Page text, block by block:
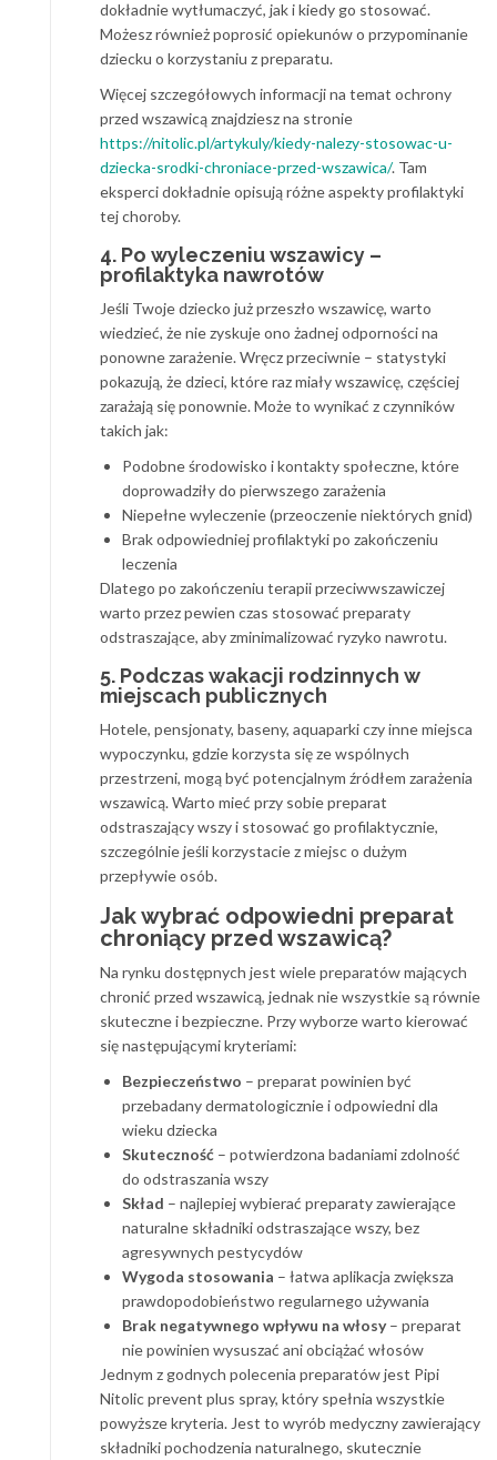
dokładnie wytłumaczyć, jak i kiedy go stosować.
Możesz również poprosić opiekunów o przypominanie
dziecku o korzystaniu z preparatu.
Więcej szczegółowych informacji na temat ochrony
przed wszawicą znajdziesz na stronie
https://nitolic.pl/artykuly/kiedy-nalezy-stosowac-u-
dziecka-srodki-chroniace-przed-wszawica/. Tam
eksperci dokładnie opisują różne aspekty profilaktyki
tej choroby.
4. Po wyleczeniu wszawicy –
profilaktyka nawrotów
Jeśli Twoje dziecko już przeszło wszawicę, warto
wiedzieć, że nie zyskuje ono żadnej odporności na
ponowne zarażenie. Wręcz przeciwnie – statystyki
pokazują, że dzieci, które raz miały wszawicę, częściej
zarażają się ponownie. Może to wynikać z czynników
takich jak:
Podobne środowisko i kontakty społeczne, które
doprowadziły do pierwszego zarażenia
Niepełne wyleczenie (przeoczenie niektórych gnid)
Brak odpowiedniej profilaktyki po zakończeniu
leczenia
Dlatego po zakończeniu terapii przeciwwszawiczej
warto przez pewien czas stosować preparaty
odstraszające, aby zminimalizować ryzyko nawrotu.
5. Podczas wakacji rodzinnych w
miejscach publicznych
Hotele, pensjonaty, baseny, aquaparki czy inne miejsca
wypoczynku, gdzie korzysta się ze wspólnych
przestrzeni, mogą być potencjalnym źródłem zarażenia
wszawicą. Warto mieć przy sobie preparat
odstraszający wszy i stosować go profilaktycznie,
szczególnie jeśli korzystacie z miejsc o dużym
przepływie osób.
Jak wybrać odpowiedni preparat
chroniący przed wszawicą?
Na rynku dostępnych jest wiele preparatów mających
chronić przed wszawicą, jednak nie wszystkie są równie
skuteczne i bezpieczne. Przy wyborze warto kierować
się następującymi kryteriami:
Bezpieczeństwo – preparat powinien być
przebadany dermatologicznie i odpowiedni dla
wieku dziecka
Skuteczność – potwierdzona badaniami zdolność
do odstraszania wszy
Skład – najlepiej wybierać preparaty zawierające
naturalne składniki odstraszające wszy, bez
agresywnych pestycydów
Wygoda stosowania – łatwa aplikacja zwiększa
prawdopodobieństwo regularnego używania
Brak negatywnego wpływu na włosy– preparat
nie powinien wysuszać ani obciążać włosów
Jednym z godnych polecenia preparatów jest Pipi
Nitolic prevent plus spray, który spełnia wszystkie
powyższe kryteria. Jest to wyrób medyczny zawierający
składniki pochodzenia naturalnego, skutecznie